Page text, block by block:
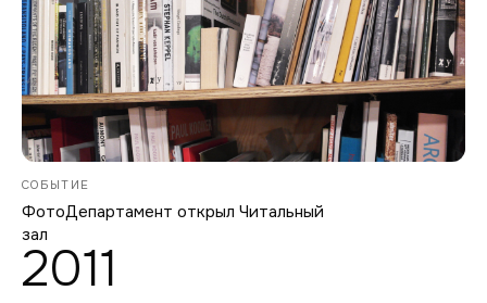
СОБЫТИЕ
ФотоДепартамент открыл Читальный
зал
2011